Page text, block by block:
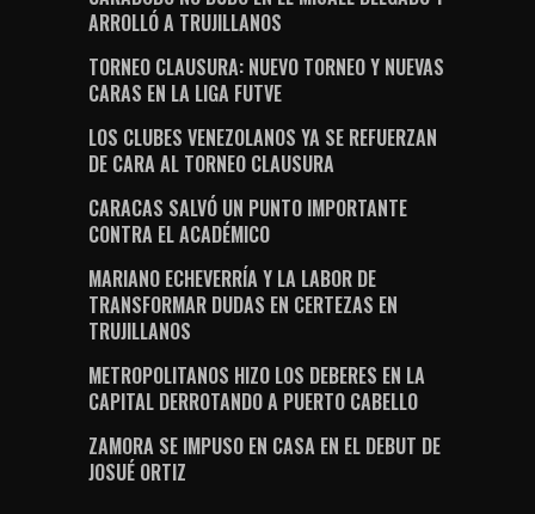
ARROLLÓ A TRUJILLANOS
TORNEO CLAUSURA: NUEVO TORNEO Y NUEVAS
CARAS EN LA LIGA FUTVE
LOS CLUBES VENEZOLANOS YA SE REFUERZAN
DE CARA AL TORNEO CLAUSURA
CARACAS SALVÓ UN PUNTO IMPORTANTE
CONTRA EL ACADÉMICO
MARIANO ECHEVERRÍA Y LA LABOR DE
TRANSFORMAR DUDAS EN CERTEZAS EN
TRUJILLANOS
METROPOLITANOS HIZO LOS DEBERES EN LA
CAPITAL DERROTANDO A PUERTO CABELLO
ZAMORA SE IMPUSO EN CASA EN EL DEBUT DE
JOSUÉ ORTIZ